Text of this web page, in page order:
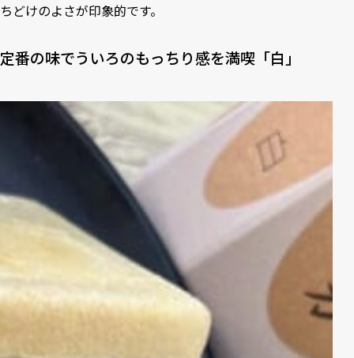
ちどけのよさが印象的です。
定番の味でういろのもっちり感を満喫「白」